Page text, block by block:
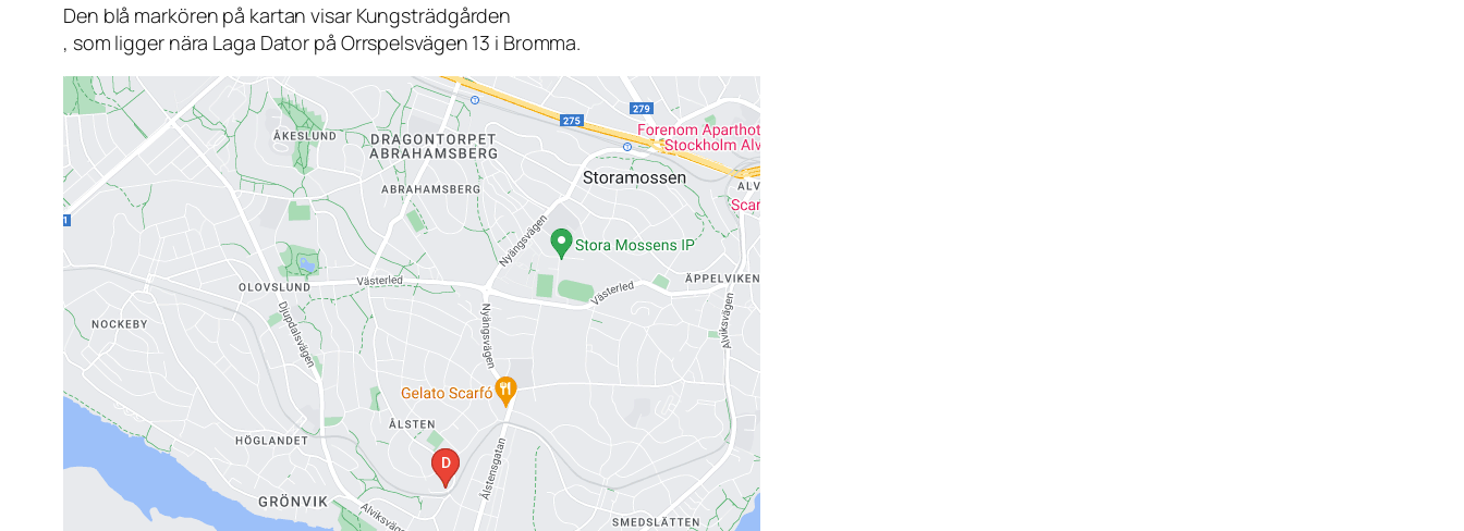
Den blå markören på kartan visar Kungsträdgården
, som ligger nära Laga Dator på Orrspelsvägen 13 i Bromma.